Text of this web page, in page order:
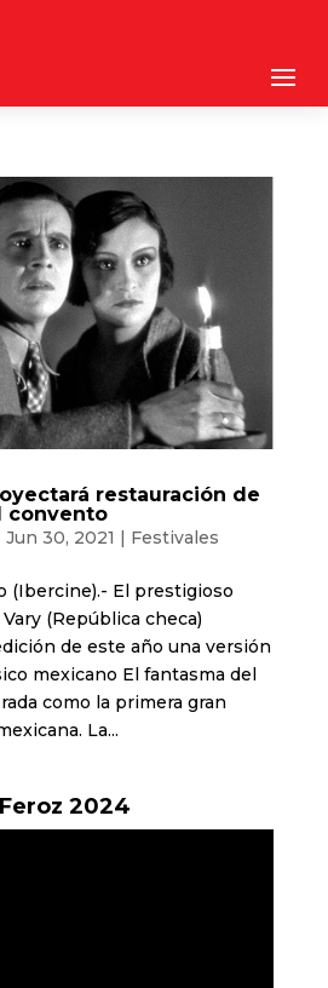
restauración de
convento
Jun 30, 2021 | Festivales
(Ibercine).- El prestigioso
(República checa)
de este año una versión
mexicano El fantasma del
como la primera gran
La...
2024